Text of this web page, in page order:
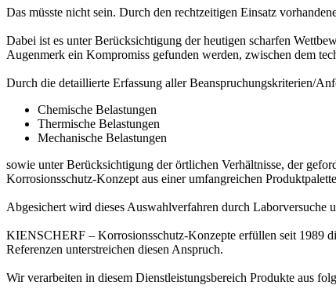
Das müsste nicht sein. Durch den rechtzeitigen Einsatz
Dabei ist es unter Berücksichtigung der heutigen scharfen
Augenmerk ein Kompromiss gefunden werden, zwischen dem
Durch die detaillierte Erfassung aller Beanspruchungskriterien/
Chemische Belastungen
Thermische Belastungen
Mechanische Belastungen
sowie unter Berücksichtigung der örtlichen Verhältnisse, der
Korrosionsschutz-Konzept aus einer umfangreichen
Abgesichert wird dieses Auswahlverfahren durch Laborversuche
KIENSCHERF – Korrosionsschutz-Konzepte erfüllen seit 1989
Referenzen unterstreichen diesen Anspruch.
Wir verarbeiten in diesem Dienstleistungsbereich Produkte aus